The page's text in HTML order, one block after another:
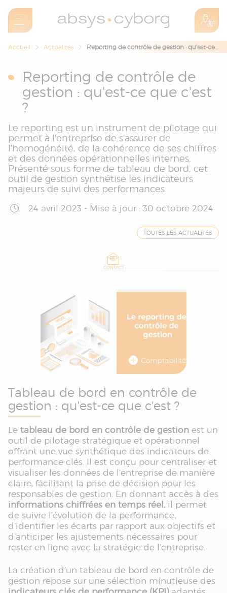
Accueil Actualités Reporting de contrôle de gestion : qu'est-ce que c'est ?
Reporting de contrôle de
gestion : qu'est-ce que c'est
?
Le reporting est un instrument de pilotage qui
permet à l'entreprise de s'assurer de
l'homogénéité, de la cohérence de ses chiffres
et des données opérationnelles internes.
Présenté sous forme de tableau de bord, cet
outil de gestion synthétise les indicateurs
majeurs de suivi des performances.
24 avril 2023 - Mise à jour : 30 octobre 2024
TOUTES LES ACTUALITÉS
CONTACT
Tableau de bord en contrôle de
gestion : qu'est-ce que c'est ?
Le tableau de bord en contrôle de gestion est un
outil de pilotage stratégique et opérationnel
offrant une vue synthétique des indicateurs de
performance clés. Il est conçu pour centraliser et
visualiser les données de l’entreprise de manière
claire, facilitant la prise de décision pour les
responsables de gestion. En donnant accès à des
informations chiffrées en temps réel , il permet
de suivre l’évolution de la performance,
d’identifier les écarts par rapport aux objectifs et
d’anticiper les ajustements nécessaires pour
rester en ligne avec la stratégie de l’entreprise.
La création d’un tableau de bord en contrôle de
gestion repose sur une sélection minutieuse des